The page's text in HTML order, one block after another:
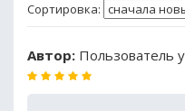
Сортировка:
Автор: Пользователь